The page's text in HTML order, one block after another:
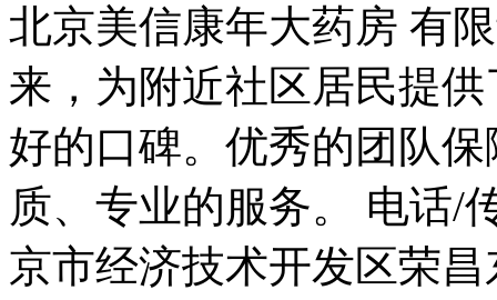
北京美信康年大药房 有
来，为附近社区居民提
好的口碑。优秀的团队
质、专业的服务。 电话/
京市经济技术开发区荣